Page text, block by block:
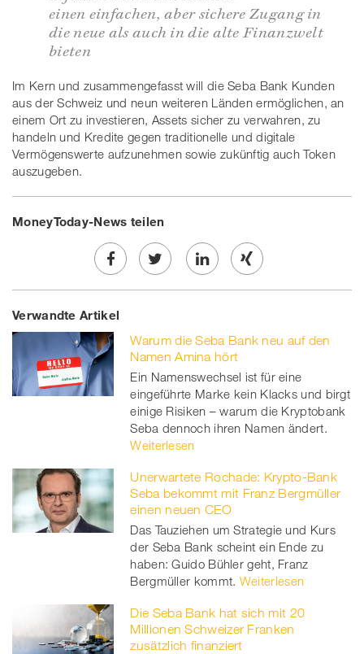
einen einfachen, aber sichere Zugang in
die neue als auch in die alte Finanzwelt
bieten
Im Kern und zusammengefasst will die Seba Bank Kunden
aus der Schweiz und neun weiteren Länden ermöglichen, an
einem Ort zu investieren, Assets sicher zu verwahren, zu
handeln und Kredite gegen traditionelle und digitale
Vermögenswerte aufzunehmen sowie zukünftig auch Token
auszugeben.
MoneyToday-News teilen
Share
on
Facebook
Twe
on
twitt
er
Share
linkedin
Share
Xing
Verwandte Artikel
Warum die Seba Bank neu auf den
Namen Amina hört
Ein Namenswechsel ist für eine
eingeführte Marke kein Klacks und birgt
einige Risiken – warum die Kryptobank
Seba dennoch ihren Namen ändert.
Weiterlesen
Unerwartete Rochade: Krypto-Bank
Seba bekommt mit Franz Bergmüller
einen neuen CEO
Das Tauziehen um Strategie und Kurs
der Seba Bank scheint ein Ende zu
haben: Guido Bühler geht, Franz
Bergmüller kommt. Weiterlesen
Die Seba Bank hat sich mit 20
Millionen Schweizer Franken
zusätzlich finanziert